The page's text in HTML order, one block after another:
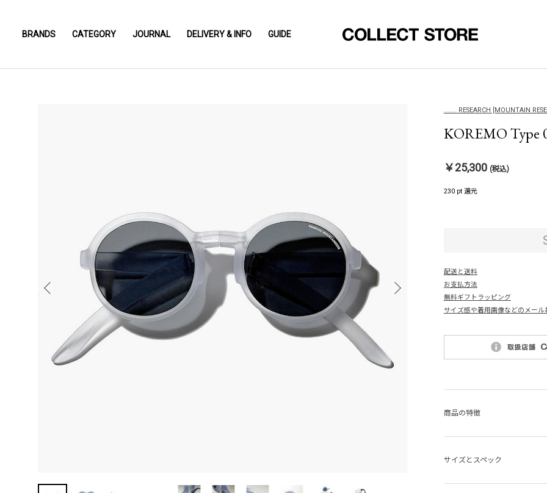
BRANDS CATEGORY JOURNAL DELIVERY & INFO GUIDE
....... RESEARCH [MOUNTAIN
KOREMO Type
￥25,300 (税込)
230 pt 還元
配送と送料
お支払方法
無料ギフトラッピング
サイズ感や着用画像などのメール
商品の特徴
サイズとスペック